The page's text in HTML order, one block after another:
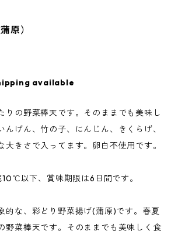
原）
available
りの野菜棒天です。そのままでも美味し
んげん、竹の子、にんじん、きくらげ、
大きさで入ってます。卵白不使用です。
以下、賞味期限は6日間です。
的な、彩どり野菜揚げ(蒲原)です。春夏
野菜棒天です。そのままでも美味しく食